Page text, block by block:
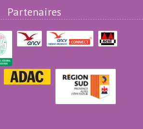
Partenaires